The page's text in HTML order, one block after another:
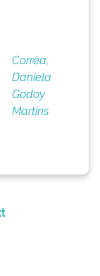
Corrêa,
Daniela
Godoy
Martins